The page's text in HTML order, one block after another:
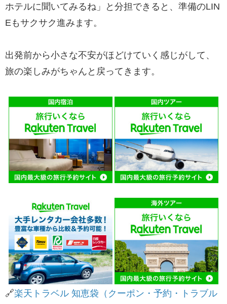
ホテルに聞いてみるね」と分担できると、準備のLIN
Eもサクサク進みます。
出発前から小さな不安がほどけていく感じがして、
旅の楽しみがちゃんと戻ってきます。
🔗​楽天トラベル 知恵袋（クーポン・予約・トラブル